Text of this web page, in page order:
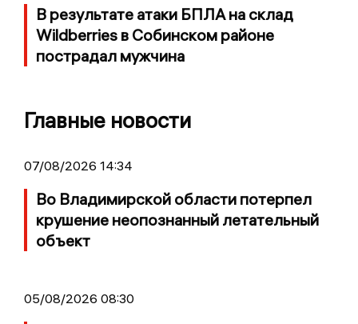
В результате атаки БПЛА на склад
Wildberries в Собинском районе
пострадал мужчина
Главные новости
07/08/2026 14:34
Во Владимирской области потерпел
крушение неопознанный летательный
объект
05/08/2026 08:30